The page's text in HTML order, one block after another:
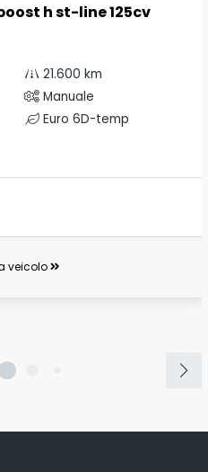
h st-line 125cv
21.600 km
Manuale
Euro 6D-temp
veicolo